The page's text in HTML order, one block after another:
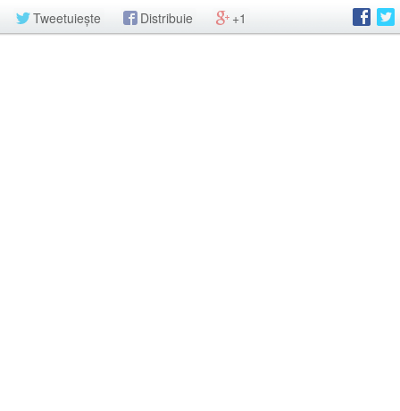
Tweetuiește Distribuie +1